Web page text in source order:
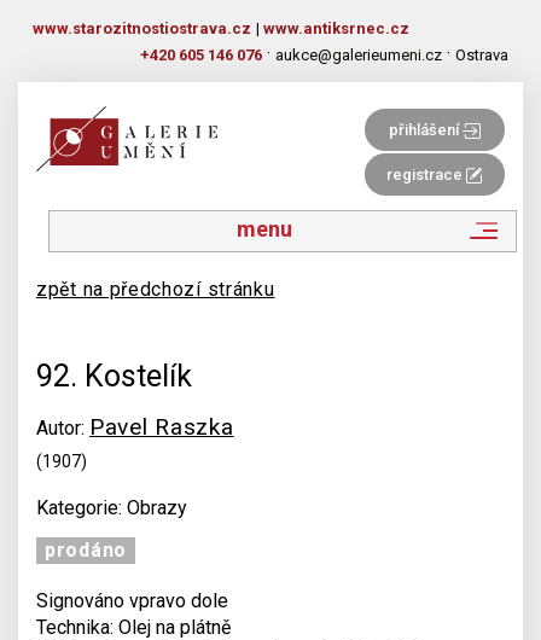
www.starozitnostiostrava.cz | www.antiksrnec.cz
+420 605 146 076 · aukce@galerieumeni.cz · Ostrava
přihlášení
registrace
menu
zpět na předchozí stránku
92. Kostelík
Autor: Pavel Raszka
(1907)
Kategorie: Obrazy
prodáno
Signováno vpravo dole
Technika: Olej na plátně